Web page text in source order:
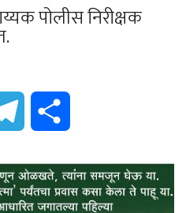
पोलीस निरीक्षक
Telegram